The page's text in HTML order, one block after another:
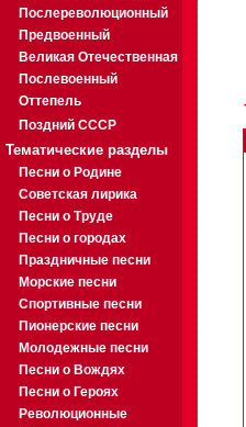
Послереволюционный
Предвоенный
Великая Отечественная
Послевоенный
Оттепель
Поздний СССР
Тематические разделы
Песни о Родине
Советская лирика
Песни о Труде
Песни о городах
Праздничные песни
Морские песни
Спортивные песни
Пионерские песни
Молодежные песни
Песни о Вождях
Песни о Героях
Революционные